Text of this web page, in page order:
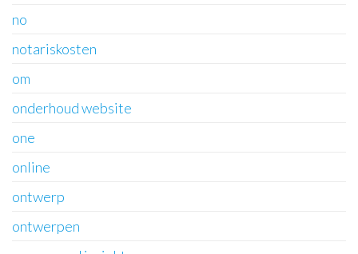
no
notariskosten
om
onderhoud website
one
online
ontwerp
ontwerpen